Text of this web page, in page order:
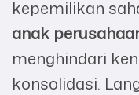
kepemilikan
anak
menghindari
konsolidasi.